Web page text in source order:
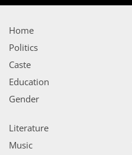
Home
Politics
Caste
Education
Gender
Literature
Music